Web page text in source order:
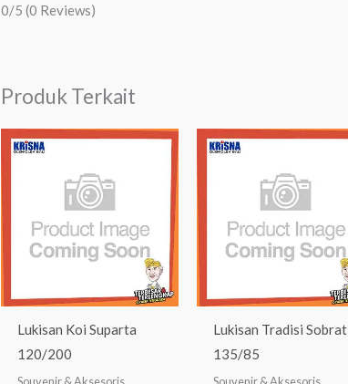
0/5 (0 Reviews)
Produk Terkait
Lukisan Koi Suparta
120/200
Souvenir & Aksesoris
Lukisan Tradisi Sobrat
135/85
Souvenir & Aksesoris